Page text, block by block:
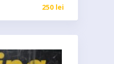
250 lei